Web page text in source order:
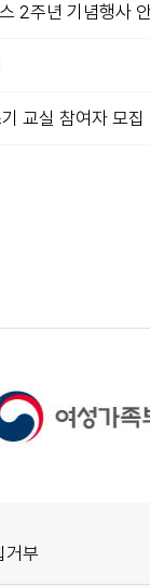
2주년 기념행사
교실 참여자 모집
거부